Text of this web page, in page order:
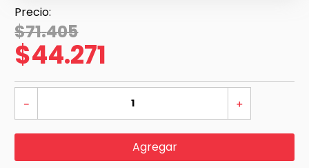
$71.405
$44.271
＋
－
Agregar